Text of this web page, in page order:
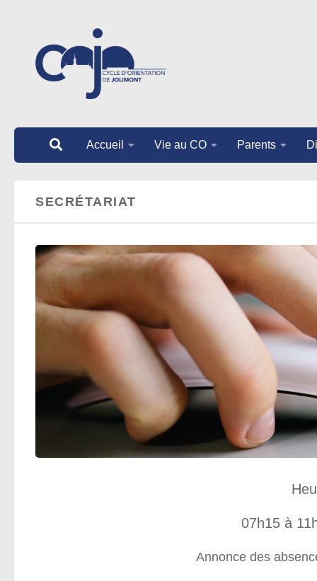
Accueil Vie au CO Parents
SECRÉTARIAT
07h15 à
Annonce des